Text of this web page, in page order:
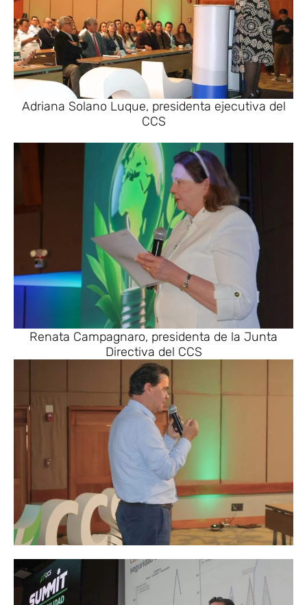
Adriana Solano Luque, presidenta ejecutiva del
CCS
Renata Campagnaro, presidenta de la Junta
Directiva del CCS